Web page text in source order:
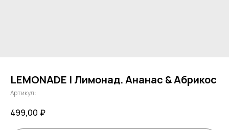
LEMONADE | Лимонад. Ананас & Абрикос
Артикул:
499,00 ₽